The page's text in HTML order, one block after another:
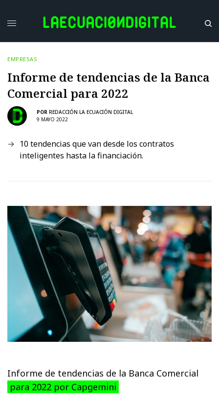
EMPRESAS
Informe de tendencias de la Banca
Comercial para 2022
POR REDACCIÓN LA ECUACIÓN DIGITAL
9 MAYO 2022
10 tendencias que van desde los contratos
inteligentes hasta la financiación.
Informe de tendencias de la Banca Comercial
para 2022 por Capgemini